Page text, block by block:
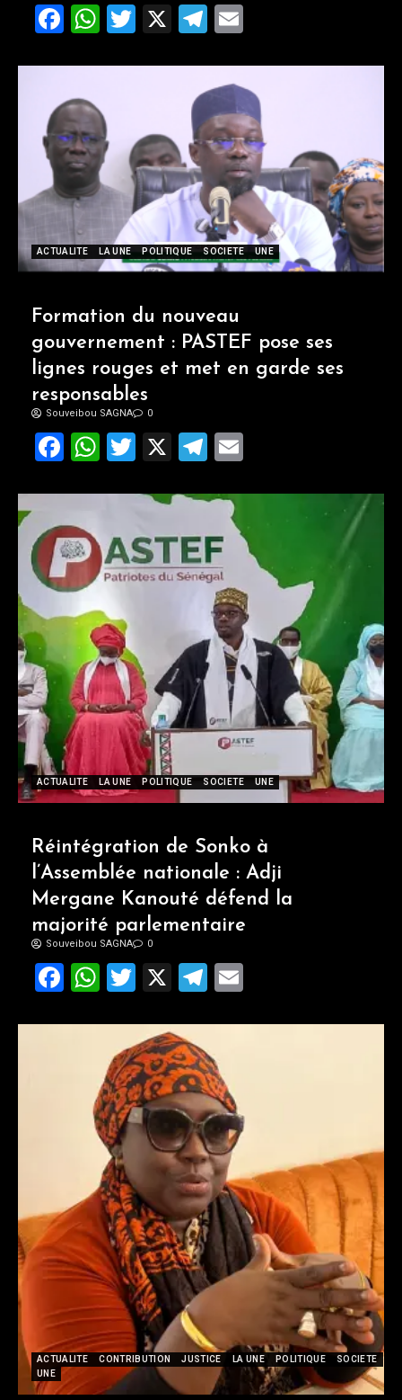
ACTUALITE LA UNE POLITIQUE SOCIETE UNE
Facebook
WhatsApp
Twitter
X Telegram
ACTUALITE LA UNE POLITIQUE SOCIETE UNE
Formation du nouveau
gouvernement : PASTEF pose ses
lignes rouges et met en garde ses
responsables
Souveibou SAGNA 0
Facebook
WhatsApp
Twitter
X Telegram
ACTUALITE CONTRIBUTION JUSTICE LA UNE POLITIQUE
SOCIETE
UNE
Réintégration de Sonko à
l’Assemblée nationale : Adji
Mergane Kanouté défend la
majorité parlementaire
Souveibou SAGNA 0
Facebook
WhatsApp
Twitter
X Telegram